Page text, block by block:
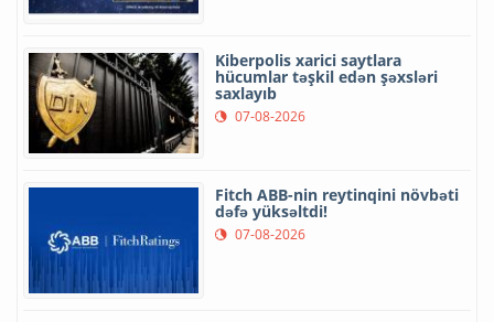
Kiberpolis xarici saytlara
hücumlar təşkil edən şəxsləri
saxlayıb
07-08-2026
Fitch ABB-nin reytinqini növbəti
dəfə yüksəltdi!
07-08-2026